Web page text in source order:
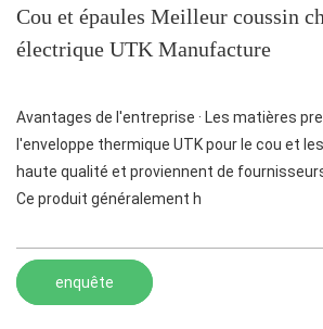
Cou et épaules Meilleur coussin
électrique UTK Manufacture
Avantages de l'entreprise · Les matières
l'enveloppe thermique UTK pour le cou et
haute qualité et proviennent de
Ce produit généralement h
enquête